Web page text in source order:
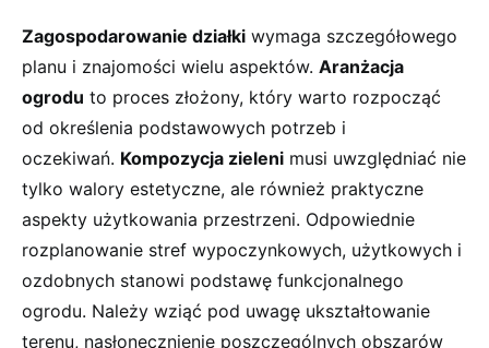
Zagospodarowanie działki wymaga szczegółowego
planu i znajomości wielu aspektów. Aranżacja
ogrodu to proces złożony, który warto rozpocząć
od określenia podstawowych potrzeb i
oczekiwań. Kompozycja zieleni musi uwzględniać nie
tylko walory estetyczne, ale również praktyczne
aspekty użytkowania przestrzeni. Odpowiednie
rozplanowanie stref wypoczynkowych, użytkowych i
ozdobnych stanowi podstawę funkcjonalnego
ogrodu. Należy wziąć pod uwagę ukształtowanie
terenu, nasłonecznienie poszczególnych obszarów